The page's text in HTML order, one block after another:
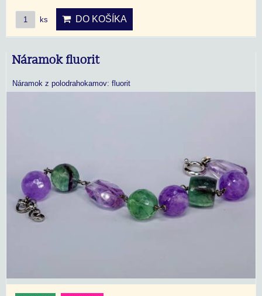
ks DO KOŠÍKA
Náramok fluorit
Náramok z polodrahokamov: fluorit